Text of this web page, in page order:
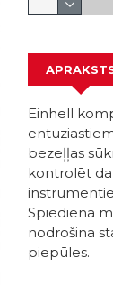
Einhell
bezeļļas
kontrolēt
Spiediena
nodrošina
piepūles.